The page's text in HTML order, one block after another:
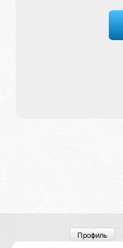
Профиль